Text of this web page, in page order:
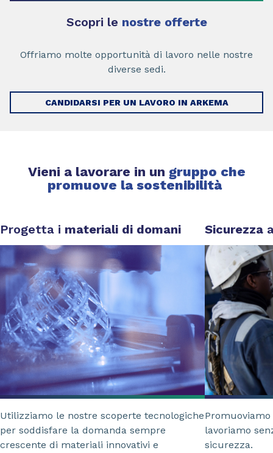
Scopri le nostre offerte
Offriamo molte opportunità di lavoro nelle nostre
diverse sedi.
CANDIDARSI PER UN LAVORO IN ARKEMA
Vieni a lavorare in un gruppo che
promuove la sostenibilità
Progetta i materiali di domani​
Utilizziamo le nostre scoperte tecnologiche
per soddisfare la domanda sempre
crescente di materiali innovativi e
Sicurezza
lavoriamo
sicurezza.